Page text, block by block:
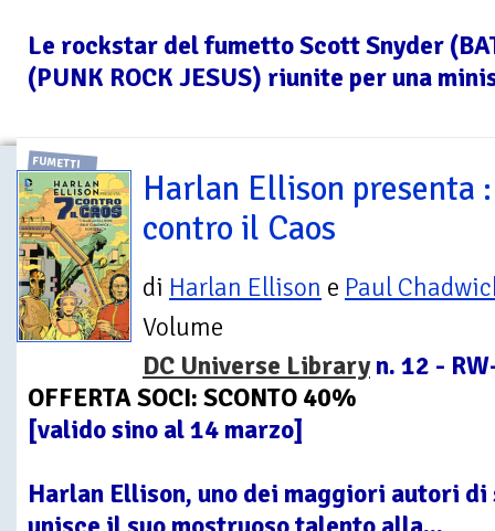
Le rockstar del fumetto Scott Snyder
(PUNK ROCK JESUS) riunite per una
FUMETTI
Harlan Ellison presenta
contro il Caos
di Harlan Ellison e Paul
Volume
DC Universe Libraryn. 12 -
OFFERTA SOCI: SCONTO 40%
[valido sino al 14 marzo]
Harlan Ellison, uno dei maggiori autori